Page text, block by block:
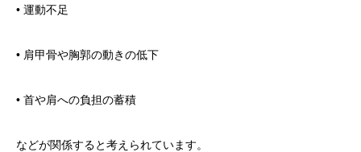
• 運動不足
• 肩甲骨や胸郭の動きの低下
• 首や肩への負担の蓄積
などが関係すると考えられています。